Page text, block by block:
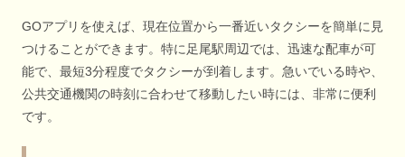
GOアプリを使えば、現在位置から一番近いタクシーを簡単に見
つけることができます。特に足尾駅周辺では、迅速な配車が可
能で、最短3分程度でタクシーが到着します。急いでいる時や、
公共交通機関の時刻に合わせて移動したい時には、非常に便利
です。